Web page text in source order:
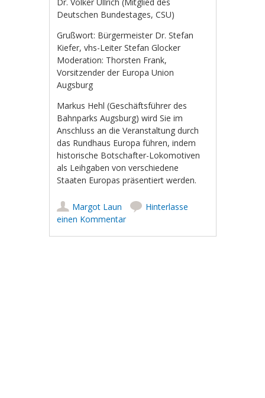
Deutschen Bundestages, CSU)
Grußwort: Bürgermeister Dr. Stefan
Kiefer, vhs-Leiter Stefan Glocker
Moderation: Thorsten Frank,
Vorsitzender der Europa Union
Augsburg
Markus Hehl (Geschäftsführer des
Bahnparks Augsburg) wird Sie im
Anschluss an die Veranstaltung durch
das Rundhaus Europa führen, indem
historische Botschafter-Lokomotiven
als Leihgaben von verschiedene
Staaten Europas präsentiert werden.
Margot Laun
Hinterlasse
einen Kommentar